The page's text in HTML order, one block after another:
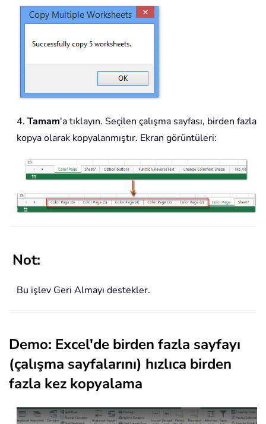
4. Tamam'a tıklayın. Seçilen çalışma sayfası, birden fazla
kopya olarak kopyalanmıştır. Ekran görüntüleri:
Not:
Bu işlev Geri Almayı destekler.
Demo: Excel'de birden fazla sayfayı
(çalışma sayfalarını) hızlıca birden
fazla kez kopyalama